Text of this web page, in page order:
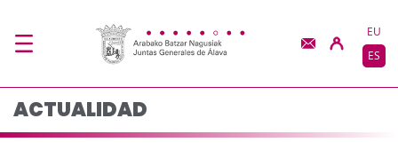
Resumen de la sesiónEU
ES
ACTUALIDAD